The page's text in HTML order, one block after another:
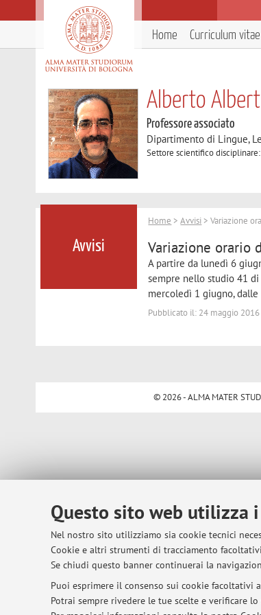
Questo sito web utilizza
Nel nostro sito utilizziamo sia cookie tecnici
Cookie e altri strumenti di tracciamento
Se chiudi questo banner continuerai la
Puoi esprimere il consenso sui cookie facoltativi
Potrai sempre rivedere le tue scelte e verificare
Home Curriculum vitae
Alberto
Professore associato
Dipartimento di Lingue,
Settore scientifico
Avvisi
Home >Avvisi > Variazione
Variazione orario
A partire da lunedì 6
sempre nello studio 41
mercoledì 1 giugno,
Pubblicato il: 24 maggio 2016
© 2026 - ALMA MATER